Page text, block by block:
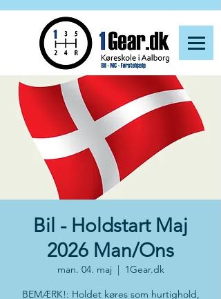
Bil - Holdstart Maj
2026 Man/Ons
man. 04. maj
  |
1Gear.dk
BEMÆRK!: Holdet køres som hurtighold,